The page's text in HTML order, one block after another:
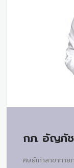
กภ. อัญภัช
ศิษย์เก่าสาขากา